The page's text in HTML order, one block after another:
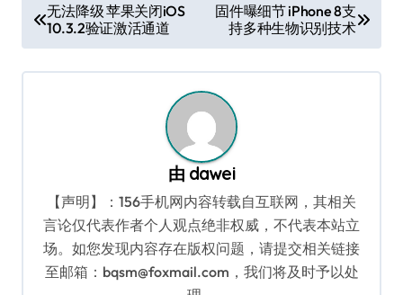
章
导
无法降级 苹果关闭iOS
10.3.2验证激活通道
固件曝细节 iPhone 8支
持多种生物识别技术
由 dawei
【声明】：156手机网内容转载自互联网，其相关
言论仅代表作者个人观点绝非权威，不代表本站立
场。如您发现内容存在版权问题，请提交相关链接
至邮箱：bqsm@foxmail.com，我们将及时予以处